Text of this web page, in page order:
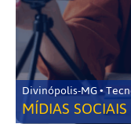
MÍDIAS